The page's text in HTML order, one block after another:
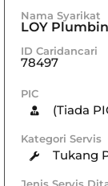
Nama Syarikat
LOY
ID Caridancari
78497
PIC
(Tiada
Kategori Servis
Tukang